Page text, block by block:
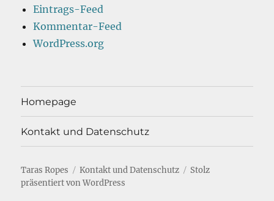
Eintrags-Feed
Kommentar-Feed
WordPress.org
Homepage
Kontakt und Datenschutz
Taras Ropes Kontakt und Datenschutz
Stolz
präsentiert von WordPress